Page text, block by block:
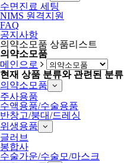
수면진료 세팅
NIMS 원격지원
FAQ
공지사항
의약소모품 상품리스트
의약소모품
메인으로
현재 상품 분류와 관련된 분류
의약소모품
주사용품
수액용품/수술용품
반창고/붕대/드레싱
위생용품
글러브
봉합사
수술가운/수술모/마스크